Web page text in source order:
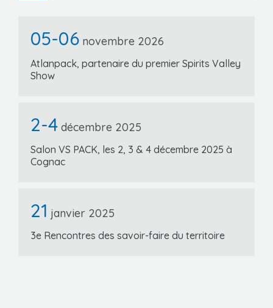
05-06 novembre 2026
Atlanpack, partenaire du premier Spirits Valley
Show
2-4 décembre 2025
Salon VS PACK, les 2, 3 & 4 décembre 2025 à
Cognac
21 janvier 2025
3e Rencontres des savoir-faire du territoire